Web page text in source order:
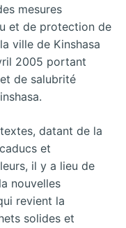
mesures
et de protection de
ville de Kinshasa
2005 portant
et de salubrité
datant de la
et
il y a lieu de
nouvelles
revient la
solides et